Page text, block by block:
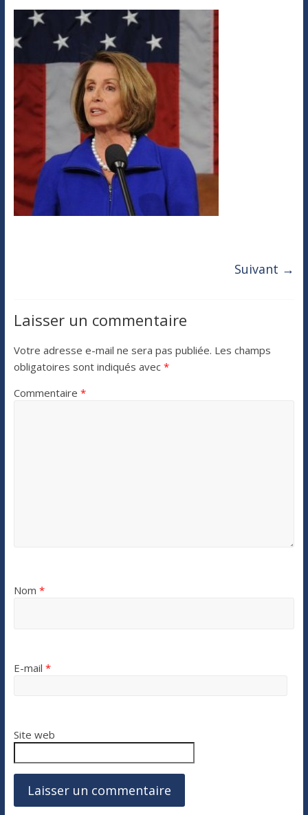
Suivant →
Laisser un commentaire
Votre adresse e-mail ne sera pas publiée. Les champs
obligatoires sont indiqués avec *
Commentaire *
Nom *
E-mail *
Site web